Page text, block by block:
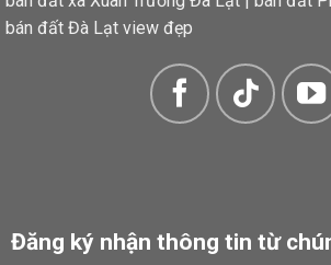
bán đất Đà Lạt view đẹp
Đăng ký nhận thông tin từ